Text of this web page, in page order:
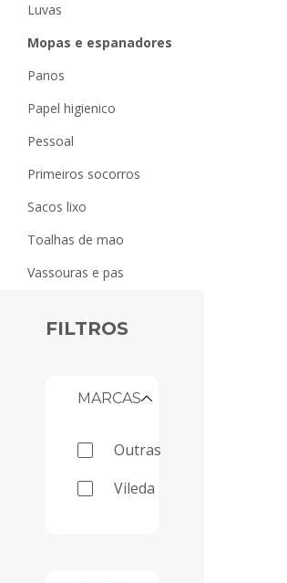
luvas
mopas e espanadores
panos
papel higienico
pessoal
primeiros socorros
sacos lixo
toalhas de mao
vassouras e pas
FILTROS
MARCAS
outras
vileda